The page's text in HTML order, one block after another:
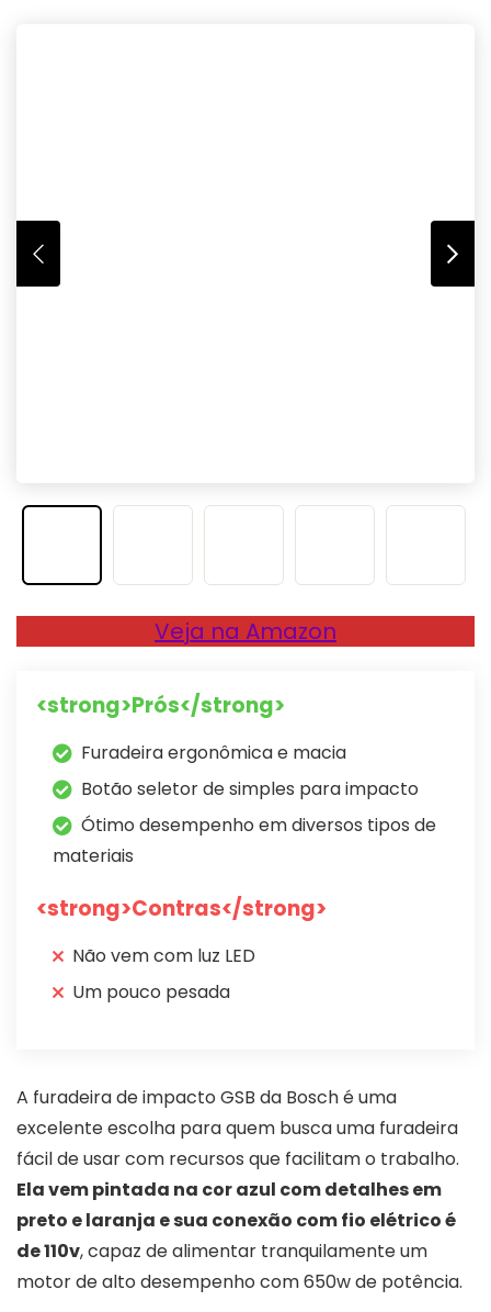
Veja na Amazon
<strong>Prós</strong>
Furadeira ergonômica e macia
Botão seletor de simples para impacto
Ótimo desempenho em diversos tipos de
materiais
<strong>Contras</strong>
Não vem com luz LED
Um pouco pesada
A furadeira de impacto GSB da Bosch é uma
excelente escolha para quem busca uma furadeira
fácil de usar com recursos que facilitam o trabalho.
Ela vem pintada na cor azul com detalhes em
preto e laranja e sua conexão com fio elétrico é
de 110v, capaz de alimentar tranquilamente um
motor de alto desempenho com 650w de potência.